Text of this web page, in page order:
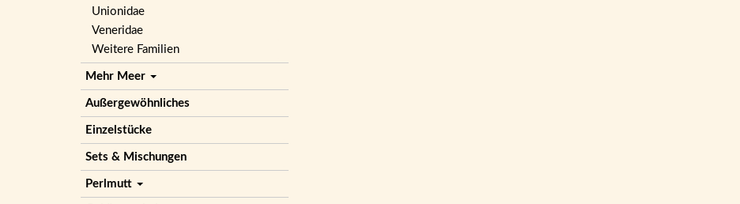
Unionidae
Veneridae
Weitere Familien
Mehr Meer
Außergewöhnliches
Einzelstücke
Sets & Mischungen
Perlmutt